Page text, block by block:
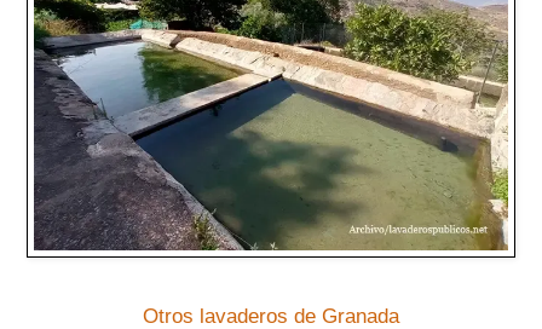
Otros lavaderos de Granada